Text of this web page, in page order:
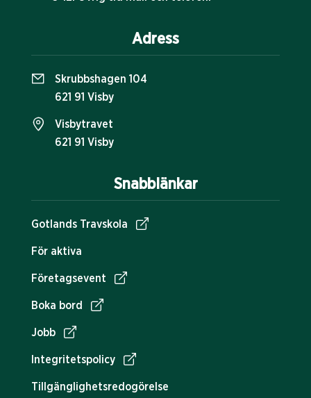
Snabblänkar
Gotlands Travskola
För aktiva
Företagsevent
Boka bord
Jobb
Integritetspolicy
Tillgänglighetsredogörelse
Adress
Skrubbshagen 104
621 91 Visby
Visbytravet
621 91 Visby